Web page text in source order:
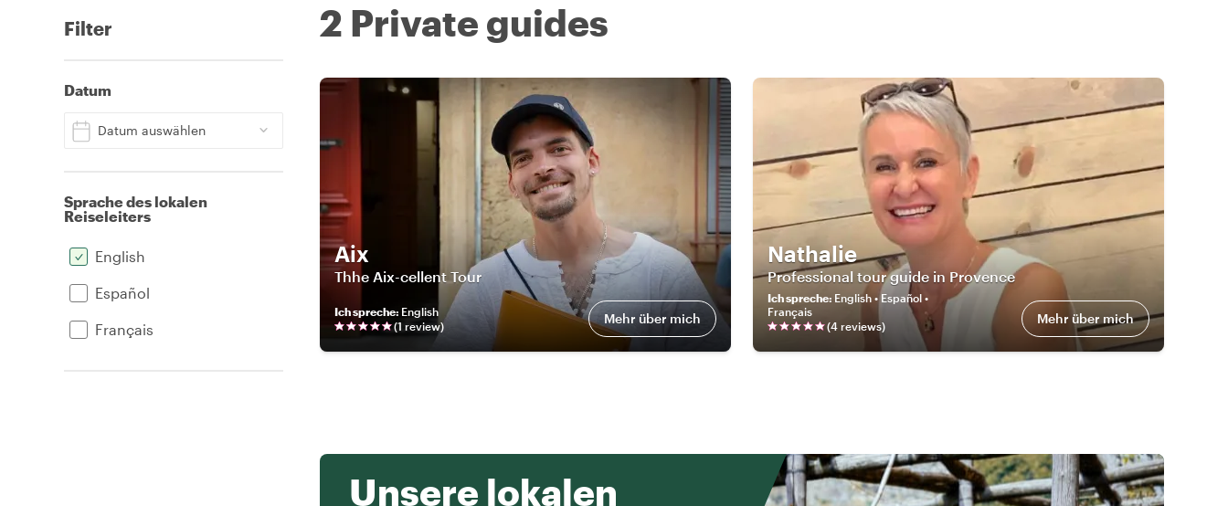
Filter
Datum
Datum auswählen
Sprache des lokalen
Reiseleiters
English
Español
Français
2 Private guides
Aix
Thhe Aix-cellent Tour
Ich spreche: English
(1 review) Mehr über mich
Nathalie
Professional tour guide in Provence
Ich spreche: English • Español •
Français
(4 reviews) Mehr über mich
Unsere lokalen